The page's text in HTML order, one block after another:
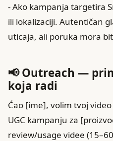
- Ako kampanja targetira
ili lokalizaciji. Autentičan
uticaja, ali poruka mora
📢 Outreach —
koja radi
Ćao [ime], volim tvoj
UGC kampanju za
review/usage videe